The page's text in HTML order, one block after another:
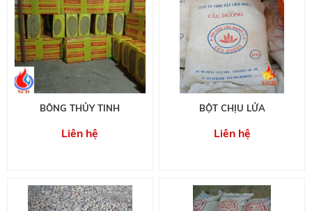
BÔNG THỦY TINH
Liên hệ
BỘT CHỊU LỬA
Liên hệ